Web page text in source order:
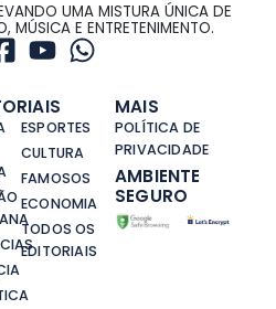
UMA MISTURA ÚNICA DE
MÚSICA E ENTRETENIMENTO.
ESPORTES
CULTURA
FAMOSOS
ECONOMIA
TODOS OS
EDITORIAIS
MAIS
POLÍTICA DE
PRIVACIDADE
AMBIENTE
SEGURO